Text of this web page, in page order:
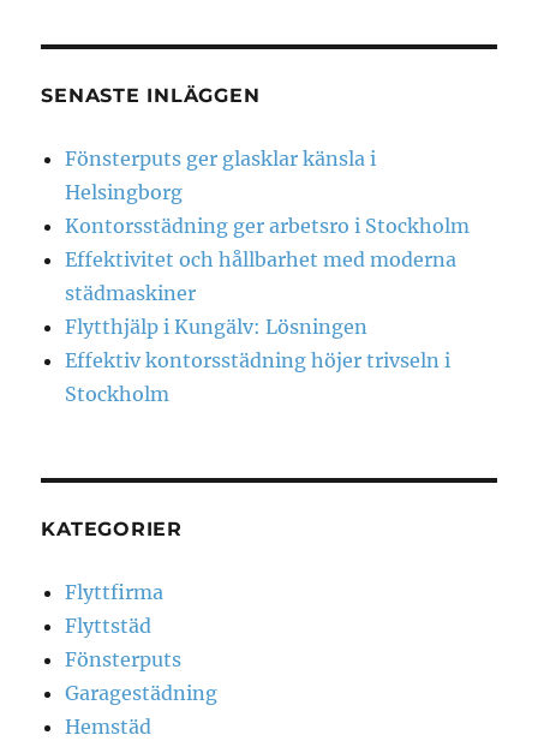
SENASTE INLÄGGEN
Fönsterputs ger glasklar känsla i
Helsingborg
Kontorsstädning ger arbetsro i Stockholm
Effektivitet och hållbarhet med moderna
städmaskiner
Flytthjälp i Kungälv: Lösningen
Effektiv kontorsstädning höjer trivseln i
Stockholm
KATEGORIER
Flyttfirma
Flyttstäd
Fönsterputs
Garagestädning
Hemstäd